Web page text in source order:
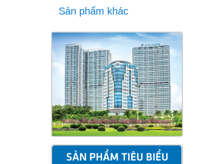
Sản phẩm khác
SẢN PHẨM TIÊU BIỂU